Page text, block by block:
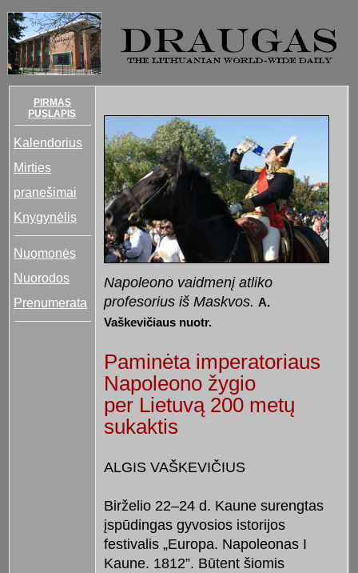
PIRMAS
PUSLAPIS
Kalendorius
Mirties
pranešimai
Knygynėlis
Nuomonės
Nuorodos
Prenumerata
Napoleono vaidmenį atliko
profesorius iš Maskvos. A.
Vaškevičiaus nuotr.
Paminėta imperatoriaus
Napoleono žygio
per Lietuvą 200 metų
sukaktis
ALGIS VAŠKEVIČIUS
Birželio 22–24 d. Kaune surengtas
įspūdingas gyvosios istorijos
festivalis „Europa. Napoleonas I
Kaune. 1812”. Būtent šiomis